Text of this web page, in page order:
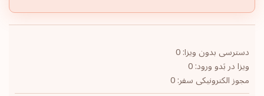
دسترسی بدون ویزا: 0
ویزا در بَدو ورود: 0
مجوز الکترونیکی سفر: 0